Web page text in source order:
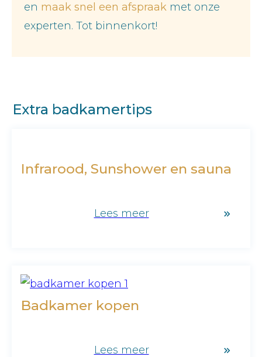
en maak snel een afspraak met onze
experten. Tot binnenkort!
Extra badkamertips
Infrarood, Sunshower en sauna
Lees meer
Badkamer kopen
Lees meer